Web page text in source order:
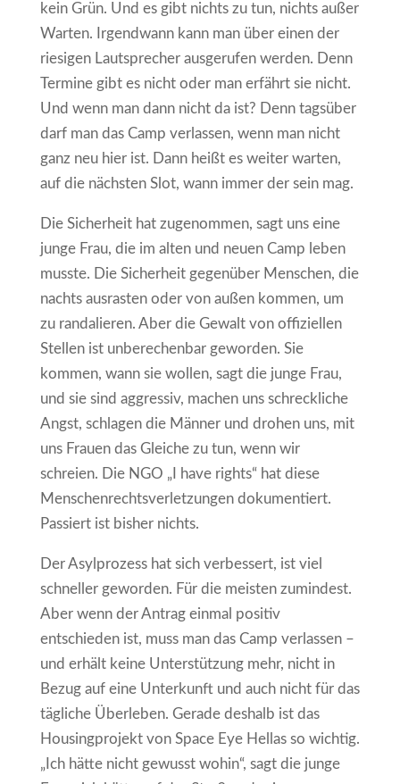
kein Grün. Und es gibt nichts zu tun, nichts außer
Warten. Irgendwann kann man über einen der
riesigen Lautsprecher ausgerufen werden. Denn
Termine gibt es nicht oder man erfährt sie nicht.
Und wenn man dann nicht da ist? Denn tagsüber
darf man das Camp verlassen, wenn man nicht
ganz neu hier ist. Dann heißt es weiter warten,
auf die nächsten Slot, wann immer der sein mag.
Die Sicherheit hat zugenommen, sagt uns eine
junge Frau, die im alten und neuen Camp leben
musste. Die Sicherheit gegenüber Menschen, die
nachts ausrasten oder von außen kommen, um
zu randalieren. Aber die Gewalt von offiziellen
Stellen ist unberechenbar geworden. Sie
kommen, wann sie wollen, sagt die junge Frau,
und sie sind aggressiv, machen uns schreckliche
Angst, schlagen die Männer und drohen uns, mit
uns Frauen das Gleiche zu tun, wenn wir
schreien. Die NGO „I have rights“ hat diese
Menschenrechtsverletzungen dokumentiert.
Passiert ist bisher nichts.
Der Asylprozess hat sich verbessert, ist viel
schneller geworden. Für die meisten zumindest.
Aber wenn der Antrag einmal positiv
entschieden ist, muss man das Camp verlassen –
und erhält keine Unterstützung mehr, nicht in
Bezug auf eine Unterkunft und auch nicht für das
tägliche Überleben. Gerade deshalb ist das
Housingprojekt von Space Eye Hellas so wichtig.
„Ich hätte nicht gewusst wohin“, sagt die junge